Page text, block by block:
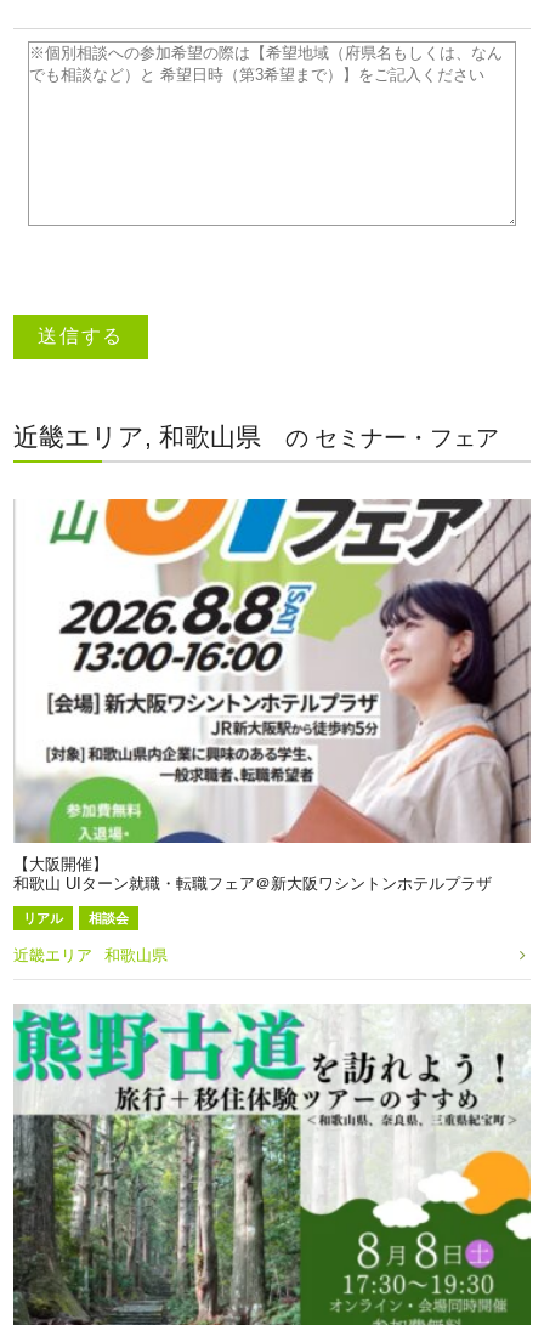
近畿エリア, 和歌山県 の セミナー・フェア
【大阪開催】
和歌山 UIターン就職・転職フェア＠新大阪ワシントンホテルプラザ
リアル 相談会
近畿エリア 和歌山県